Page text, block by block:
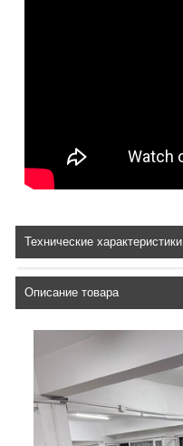
Технические характеристики
Описание товара